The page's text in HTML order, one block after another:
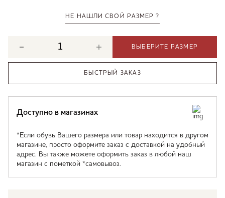
НЕ НАШЛИ СВОЙ РАЗМЕР ?
ВЫБЕРИТЕ РАЗМЕР
БЫСТРЫЙ ЗАКАЗ
Доступно в магазинах
*Если обувь Вашего размера или товар находится в другом
магазине, просто оформите заказ с доставкой на удобный
адрес. Вы также можете оформить заказ в любой наш
магазин с пометкой *самовывоз.